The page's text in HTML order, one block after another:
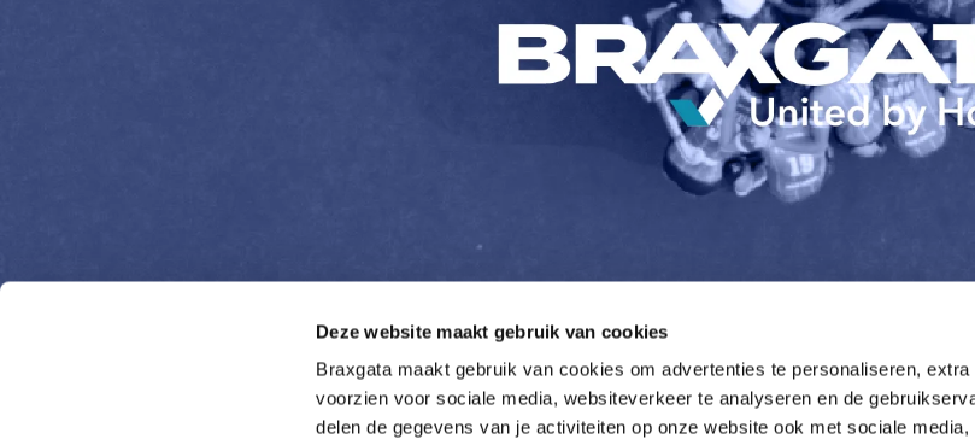
Deze website maakt gebruik van cookies
Braxgata maakt gebruik van cookies om advertenties te personaliseren,
voorzien voor sociale media, websiteverkeer te analyseren en de
delen de gegevens van je activiteiten op onze website ook met sociale